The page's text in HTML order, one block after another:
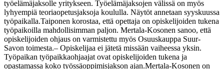
työelämäjaksolle yritykseen. Työelämäjaksojen välissä on myös
lyhyempiä teoriaopetusjaksoja koululla. Näytöt annetaan syyskuussa
työpaikalla.Taiponen korostaa, että opettaja on opiskelijoiden tukena
työpaikoilla mahdollisimman paljon. Mertala-Kosonen sanoo, että
opiskelijoiden ohjaus on varmistettu myös Osuuskauppa Suur-
Savon toimesta.– Opiskelijaa ei jätetä missään vaiheessa yksin.
Työpaikan työpaikkaohjaajat ovat opiskelijoiden tukena ja
opastamassa koko työssäoppimisjakson ajan.Mertala-Kosonen on